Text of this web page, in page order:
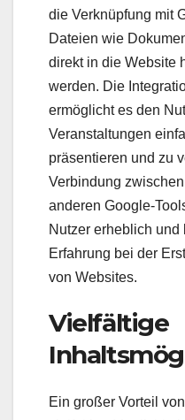
die Verknüpfung mit
Dateien wie
direkt in die Website
werden. Die
ermöglicht es den
Veranstaltungen
präsentieren und zu
Verbindung
anderen Google-
Nutzer erheblich
Erfahrung bei der
von Websites.
Vielfältige
Ein großer Vorteil